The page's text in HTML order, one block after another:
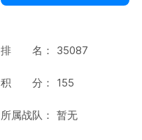
排 名： 35087
积 分： 155
所属战队： 暂无